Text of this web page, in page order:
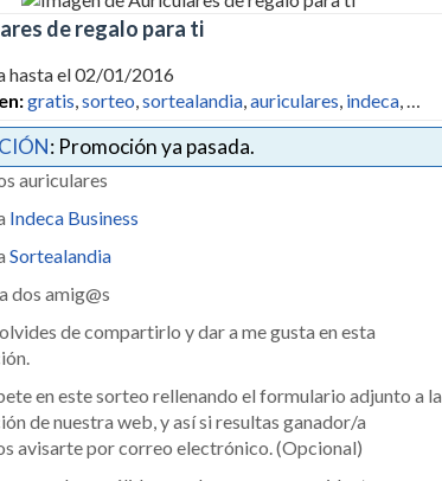
de regalo para ti
hasta el 02/01/2016
gratis,sorteo,sortealandia,auriculares, indeca, …
: Promoción ya pasada.
auriculares
Indeca Business
Sortealandia
dos amig@s
de compartirlo y dar a me gusta en esta
en este sorteo rellenando el formulario adjunto a la
de nuestra web, y así si resultas ganador/a
avisarte por correo electrónico. (Opcional)